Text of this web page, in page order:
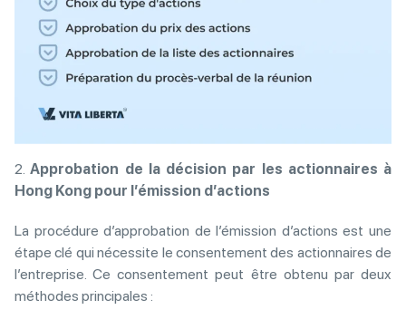
2.Approbation de la décision par les actionnaires à
Hong Kong pour l’émission d’actions
La procédure d’approbation de l’émission d’actions est une
étape clé qui nécessite le consentement des actionnaires de
l’entreprise. Ce consentement peut être obtenu par deux
méthodes principales :